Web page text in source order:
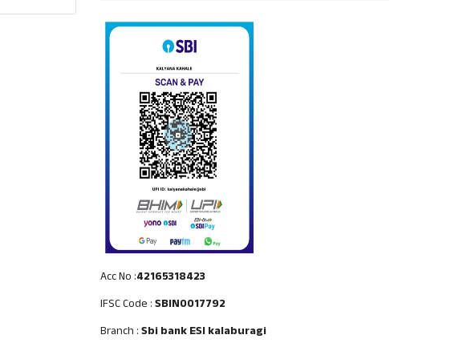
Acc No :42165318423
IFSC Code :SBIN0017792
Branch :Sbi bank ESI kalaburagi